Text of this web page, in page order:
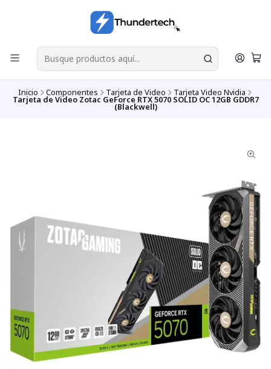
Inicio Componentes Tarjeta de Video Tarjeta Video Nvidia
Tarjeta de Video Zotac GeForce RTX 5070 SOLID OC 12GB GDDR7
(Blackwell)